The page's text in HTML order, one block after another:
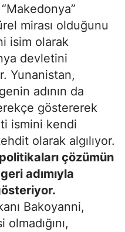
mirası olduğunu
isim olarak
devletini
Yunanistan,
adının da
göstererek
ismini kendi
olarak algılıyor.
çözümün
adımıyla
Bakoyanni,